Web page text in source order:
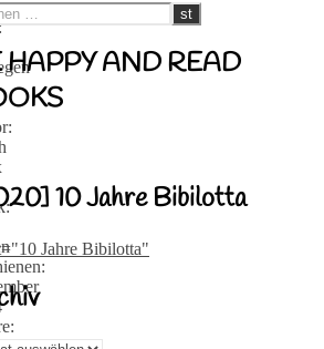
HAPPY AND READ
10 Jahre Bibilotta